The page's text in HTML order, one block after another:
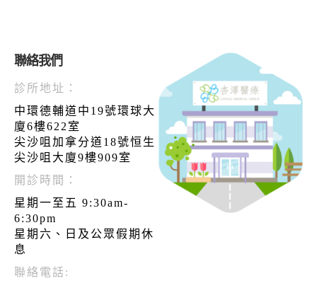
聯絡我們
診所地址：
中環德輔道中19號環球大
廈6樓622室
尖沙咀加拿分道18號恒生
尖沙咀大廈9樓909室
開診時間：
星期一至五 9:30am-
6:30pm
星期六、日及公眾假期休
息
聯絡電話: